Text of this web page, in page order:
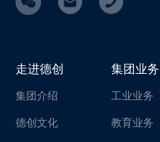
走进德创
集团介绍
德创文化
集团业务
工业业务
教育业务